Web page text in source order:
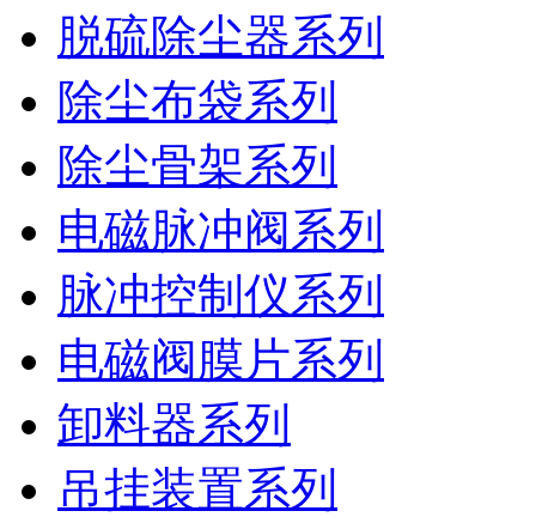
脱硫除尘器系列
除尘布袋系列
除尘骨架系列
电磁脉冲阀系列
脉冲控制仪系列
电磁阀膜片系列
卸料器系列
吊挂装置系列